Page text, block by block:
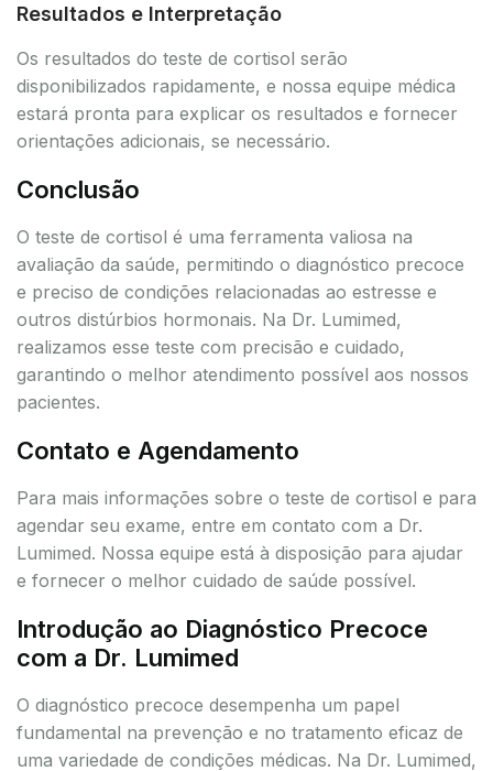
Resultados e Interpretação
Os resultados do teste de cortisol serão
disponibilizados rapidamente, e nossa equipe médica
estará pronta para explicar os resultados e fornecer
orientações adicionais, se necessário.
Conclusão
O teste de cortisol é uma ferramenta valiosa na
avaliação da saúde, permitindo o diagnóstico precoce
e preciso de condições relacionadas ao estresse e
outros distúrbios hormonais. Na Dr. Lumimed,
realizamos esse teste com precisão e cuidado,
garantindo o melhor atendimento possível aos nossos
pacientes.
Contato e Agendamento
Para mais informações sobre o teste de cortisol e para
agendar seu exame, entre em contato com a Dr.
Lumimed. Nossa equipe está à disposição para ajudar
e fornecer o melhor cuidado de saúde possível.
Introdução ao Diagnóstico Precoce
com a Dr. Lumimed
O diagnóstico precoce desempenha um papel
fundamental na prevenção e no tratamento eficaz de
uma variedade de condições médicas. Na Dr. Lumimed,